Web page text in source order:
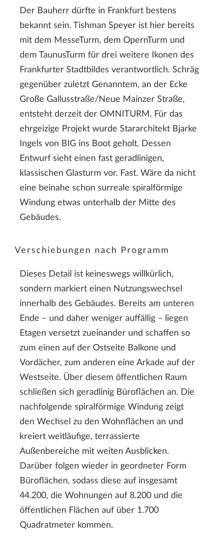
Der Bauherr dürfte in Frankfurt bestens
bekannt sein. Tishman Speyer ist hier bereits
mit dem MesseTurm, dem OpernTurm und
dem TaunusTurm für drei weitere Ikonen des
Frankfurter Stadtbildes verantwortlich. Schräg
gegenüber zuletzt Genanntem, an der Ecke
Große Gallusstraße/Neue Mainzer Straße,
entsteht derzeit der OMNITURM. Für das
ehrgeizige Projekt wurde Stararchitekt Bjarke
Ingels von BIG ins Boot geholt. Dessen
Entwurf sieht einen fast geradlinigen,
klassischen Glasturm vor. Fast. Wäre da nicht
eine beinahe schon surreale spiralförmige
Windung etwas unterhalb der Mitte des
Gebäudes.
Verschiebungen nach Programm
Dieses Detail ist keineswegs willkürlich,
sondern markiert einen Nutzungswechsel
innerhalb des Gebäudes. Bereits am unteren
Ende – und daher weniger auffällig – liegen
Etagen versetzt zueinander und schaffen so
zum einen auf der Ostseite Balkone und
Vordächer, zum anderen eine Arkade auf der
Westseite. Über diesem öffentlichen Raum
schließen sich geradlinig Büroflächen an. Die
nachfolgende spiralförmige Windung zeigt
den Wechsel zu den Wohnflächen an und
kreiert weitläufige, terrassierte
Außenbereiche mit weiten Ausblicken.
Darüber folgen wieder in geordneter Form
Büroflächen, sodass diese auf insgesamt
44.200, die Wohnungen auf 8.200 und die
öffentlichen Flächen auf über 1.700
Quadratmeter kommen.